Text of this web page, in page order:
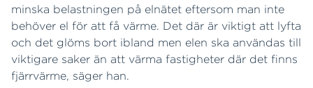
minska belastningen på elnätet eftersom man inte
behöver el för att få värme. Det där är viktigt att lyfta
och det glöms bort ibland men elen ska användas till
viktigare saker än att värma fastigheter där det finns
fjärrvärme, säger han.